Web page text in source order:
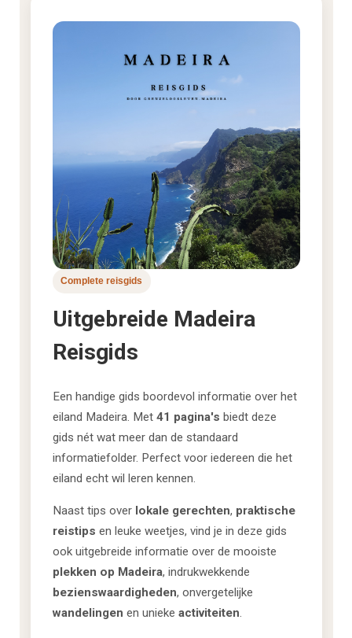
Complete reisgids
Uitgebreide Madeira
Reisgids
Een handige gids boordevol informatie over het
eiland Madeira. Met 41 pagina's biedt deze
gids nét wat meer dan de standaard
informatiefolder. Perfect voor iedereen die het
eiland echt wil leren kennen.
Naast tips over lokale gerechten, praktische
reistips en leuke weetjes, vind je in deze gids
ook uitgebreide informatie over de mooiste
plekken op Madeira, indrukwekkende
bezienswaardigheden, onvergetelijke
wandelingen en unieke activiteiten.